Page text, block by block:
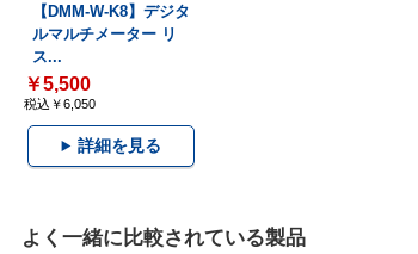
【DMM-W-K8】デジタ
ルマルチメーター リ
ス...
￥5,500
税込￥6,050
詳細を見る
よく一緒に比較されている製品